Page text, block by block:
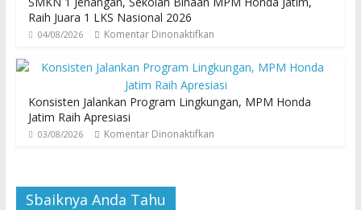
Raih Juara 1 LKS Nasional 2026
04/08/2026 Komentar Dinonaktifkan
Konsisten Jalankan Program Lingkungan, MPM Honda
Jatim Raih Apresiasi
03/08/2026 Komentar Dinonaktifkan
Sbaiknya Anda Tahu